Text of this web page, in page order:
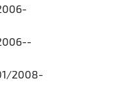
2008-